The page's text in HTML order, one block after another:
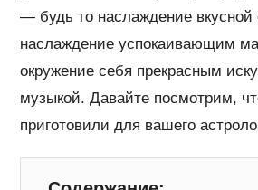
— будь то наслаждение вкусной
наслаждение успокаивающим
окружение себя прекрасным
музыкой. Давайте посмотрим,
приготовили для вашего